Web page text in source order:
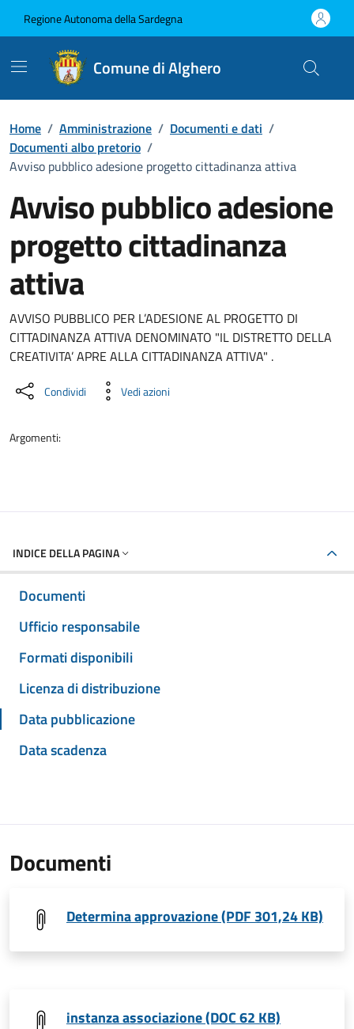
Regione Autonoma della Sardegna
Comune di Alghero
Home / Amministrazione / Documenti e dati /
Documenti albo pretorio /
Avviso pubblico adesione progetto cittadinanza attiva
Avviso pubblico adesione
progetto cittadinanza
attiva
Dettaglio del documento
AVVISO PUBBLICO PER L’ADESIONE AL PROGETTO DI
CITTADINANZA ATTIVA DENOMINATO "IL DISTRETTO DELLA
CREATIVITA’ APRE ALLA CITTADINANZA ATTIVA" .
Condividi Vedi azioni
Argomenti:
INDICE DELLA PAGINA
Documenti
Ufficio responsabile
Formati disponibili
Licenza di distribuzione
Data pubblicazione
Data scadenza
Documenti
Determina approvazione (PDF 301,24 KB)
instanza associazione (DOC 62 KB)